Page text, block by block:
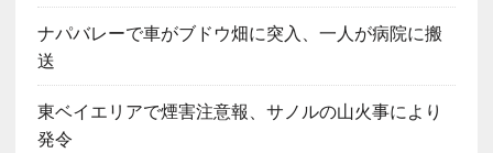
ナパバレーで車がブドウ畑に突入、一人が病院に搬
送
東ベイエリアで煙害注意報、サノルの山火事により
発令